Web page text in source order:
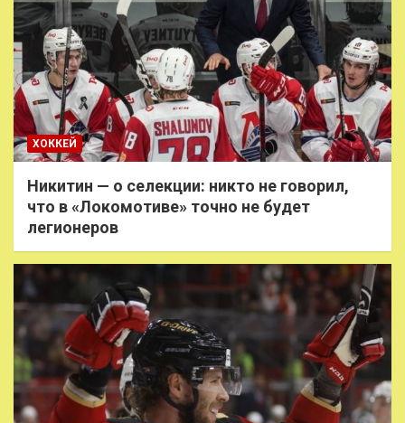
ХОККЕЙ
Никитин — о селекции: никто не говорил,
что в «Локомотиве» точно не будет
легионеров